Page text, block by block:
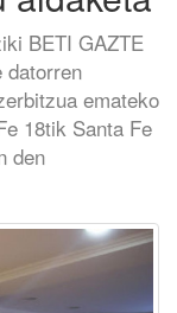
BETI GAZTE
datorren
emateko
18tik Santa Fe
den